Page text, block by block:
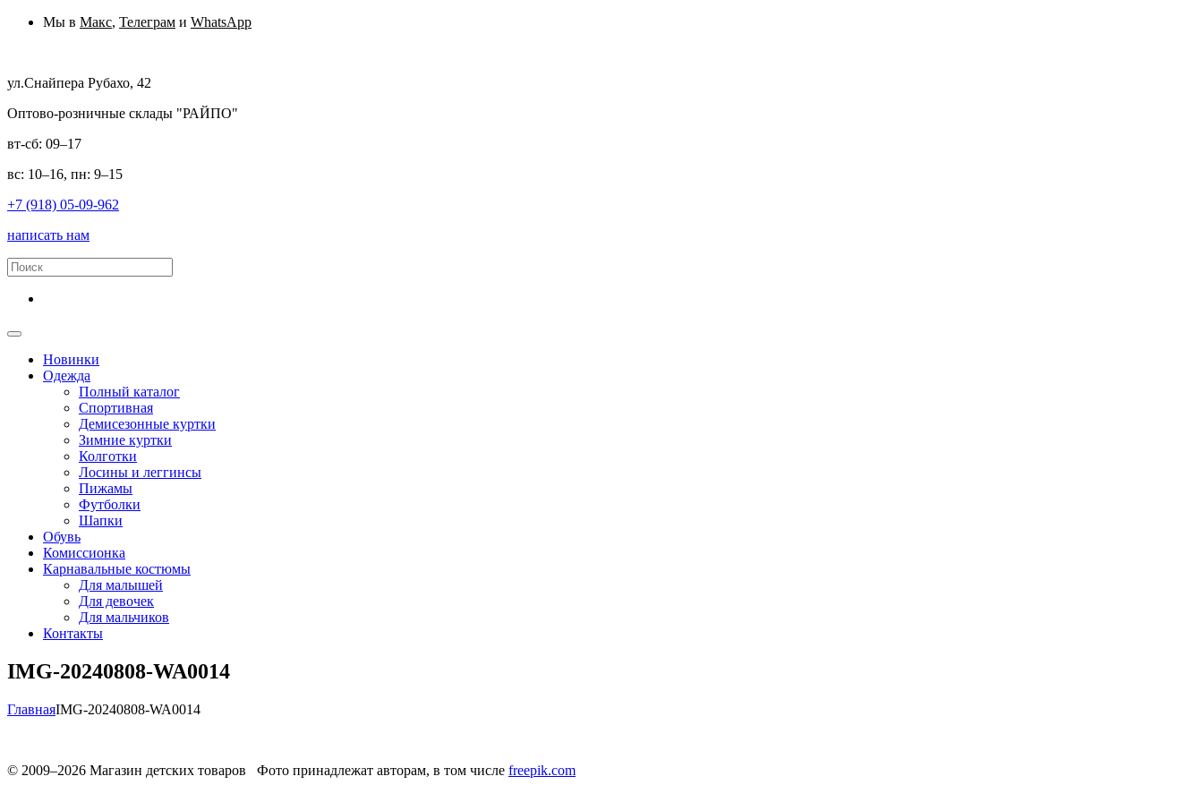
Мы в Макс, Телеграм и WhatsApp
ул.Снайпера Рубахо, 42
Оптово-розничные склады "РАЙПО"
вт-сб: 09–17
вс: 10–16, пн: 9–15
+7 (918) 05-09-962
написать нам
Новинки
Одежда
Полный каталог
Спортивная
Демисезонные куртки
Зимние куртки
Колготки
Лосины и леггинсы
Пижамы
Футболки
Шапки
Обувь
Комиссионка
Карнавальные костюмы
Для малышей
Для девочек
Для мальчиков
Контакты
IMG-20240808-WA0014
ГлавнаяIMG-20240808-WA0014
© 2009–2026 Магазин детских товаров Фото принадлежат авторам, в том числе freepik.com